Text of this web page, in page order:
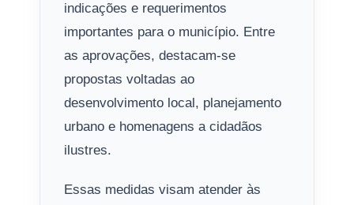
indicações e requerimentos
importantes para o município. Entre
as aprovações, destacam-se
propostas voltadas ao
desenvolvimento local, planejamento
urbano e homenagens a cidadãos
ilustres.
Essas medidas visam atender às